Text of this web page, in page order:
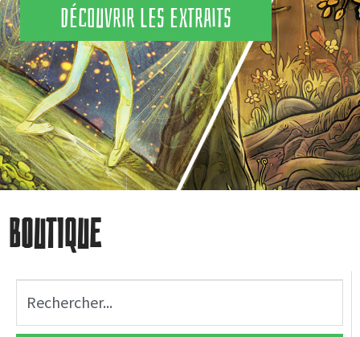
Découvrir les extraits
BOUTIQUE